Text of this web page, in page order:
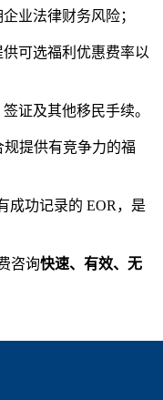
业法律财务风险；
供可选福利优惠费率以
证及其他移民手续。
规提供有竞争力的福
成功记录的 EOR，是
咨询快速、有效、无